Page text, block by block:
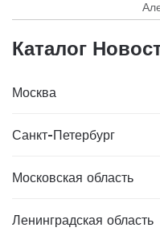
Каталог
Москва
Санкт-Петербург
Московская область
Ленинградская область